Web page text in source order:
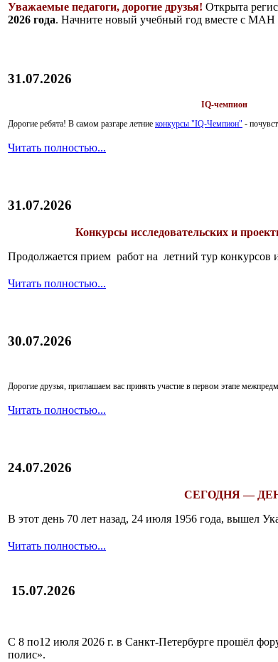
Уважаемые педагоги, дорогие друзья! Открыта
2026 года. Начните новый учебный год вместе с МАН
31.07.2026
IQ-чемпион
Дорогие ребята! В самом разгаре летние конкурсы "IQ-Чемпион" -
Читать полностью...
31.07.2026
Конкурсы исследовательских и
Продолжается прием работ на летний тур конкурсов
Читать полностью...
30.07.2026
Дорогие друзья, приглашаем вас принять участие в первом этапе
Читать полностью...
24.07.2026
СЕГОДНЯ —
В этот день 70 лет назад, 24 июля 1956 года, вышел
Читать полностью...
15.07.2026
С 8 по12 июля 2026 г. в Санкт-Петербурге прошёл
полис».